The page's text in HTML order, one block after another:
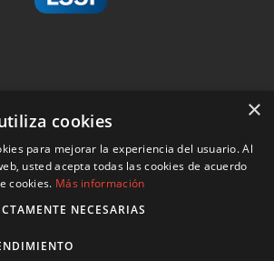
web
201, Local, Sant Boi de Llobregat 08830
×
cookies
para mejorar la experiencia del usuario. Al
usted acepta todas las cookies de acuerdo
cookies. Más información
NECESARIAS